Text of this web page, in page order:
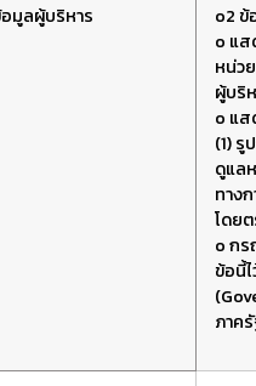
มูลผู้บริหาร
o2 ข้
o แส
หน่ว
ผู้บริ
o แ
(1)
ดูแล
ทาง
โดย
o กร
ข้อนี้
ภาค